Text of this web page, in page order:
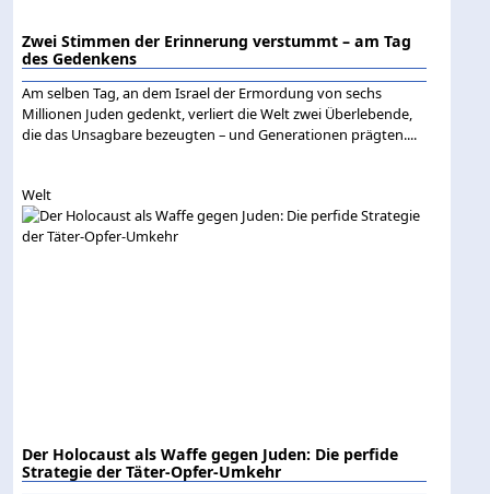
Zwei Stimmen der Erinnerung verstummt – am Tag
des Gedenkens
Am selben Tag, an dem Israel der Ermordung von sechs
Millionen Juden gedenkt, verliert die Welt zwei Überlebende,
die das Unsagbare bezeugten – und Generationen prägten....
Welt
Der Holocaust als Waffe gegen Juden: Die perfide
Strategie der Täter-Opfer-Umkehr